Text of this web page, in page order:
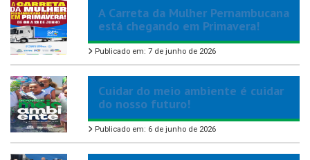
A Carreta da Mulher Pernambucana
está chegando em Primavera!
Publicado em: 7 de junho de 2026
Cuidar do meio ambiente é cuidar
do nosso futuro!
Publicado em: 6 de junho de 2026